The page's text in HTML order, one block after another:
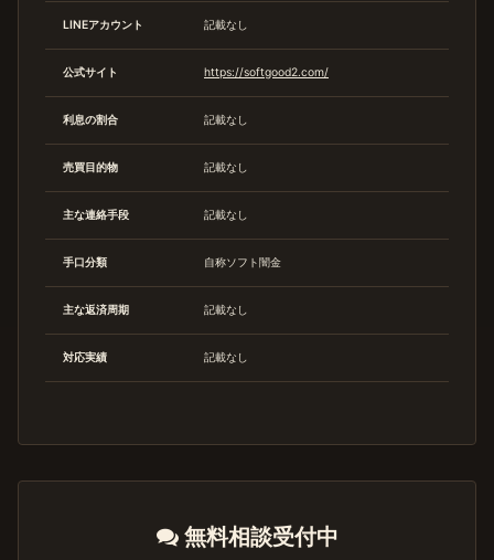
LINEアカウント 記載なし
公式サイト https://softgood2.com/
利息の割合 記載なし
売買目的物 記載なし
主な連絡手段 記載なし
手口分類 自称ソフト闇金
主な返済周期 記載なし
対応実績 記載なし
無料相談受付中